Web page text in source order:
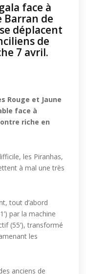
face à
Barran de
déplacent
de
7 avril.
Rouge et Jaune
face à
riche en
les Piranhas,
à mal une très
tout d’abord
par la machine
(55’), transformé
les
anciens de